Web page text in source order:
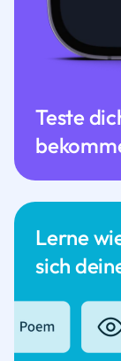
Lerne
sich
Teste